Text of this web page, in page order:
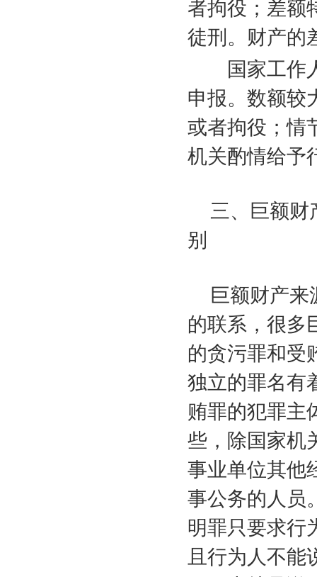
者拘役；差额
徒刑。财产的
国家工作人
申报。数额较
或者拘役；情
机关酌情给予
三、巨额财
别
巨额财产
的联系，很多
的贪污罪和受
独立的罪名有
贿罪的犯罪主
些，除国家机
事业单位其他
事公务的人员
明罪只要求行
且行为人不能